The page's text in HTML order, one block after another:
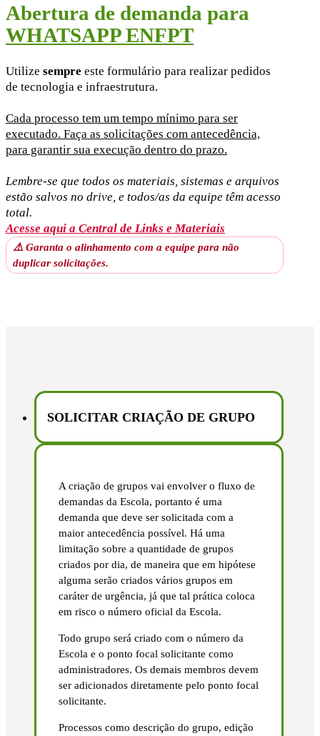
Abertura de demanda para
WHATSAPP ENFPT
Utilize sempre este formulário para realizar pedidos
de tecnologia e infraestrutura.
Cada processo tem um tempo mínimo para ser
executado. Faça as solicitações com antecedência,
para garantir sua execução dentro do prazo.
Lembre-se que todos os materiais, sistemas e arquivos
estão salvos no drive, e todos/as da equipe têm acesso
total.
Acesse aqui a Central de Links e Materiais
⚠️ Garanta o alinhamento com a equipe para não
duplicar solicitações.
SOLICITAR CRIAÇÃO DE GRUPO
A criação de grupos vai envolver o fluxo de
demandas da Escola, portanto é uma
demanda que deve ser solicitada com a
maior antecedência possível. Há uma
limitação sobre a quantidade de grupos
criados por dia, de maneira que em hipótese
alguma serão criados vários grupos em
caráter de urgência, já que tal prática coloca
em risco o número oficial da Escola.
Todo grupo será criado com o número da
Escola e o ponto focal solicitante como
administradores. Os demais membros devem
ser adicionados diretamente pelo ponto focal
solicitante.
Processos como descrição do grupo, edição